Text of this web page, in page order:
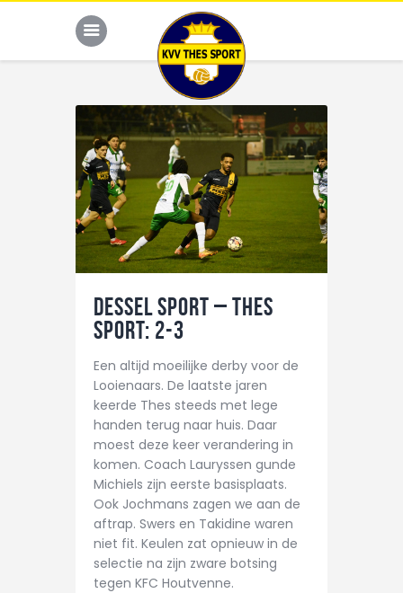
JONG THES
G-VOETBAL
JEUGD
HOME
KALENDER
TEAM
NIEUWS
DE CLUB
CONTACT
Dessel Sport – THES
Sport: 2-3
Een altijd moeilijke derby voor de
Looienaars. De laatste jaren
keerde Thes steeds met lege
handen terug naar huis. Daar
moest deze keer verandering in
komen. Coach Lauryssen gunde
Michiels zijn eerste basisplaats.
Ook Jochmans zagen we aan de
aftrap. Swers en Takidine waren
niet fit. Keulen zat opnieuw in de
selectie na zijn zware botsing
tegen KFC Houtvenne.